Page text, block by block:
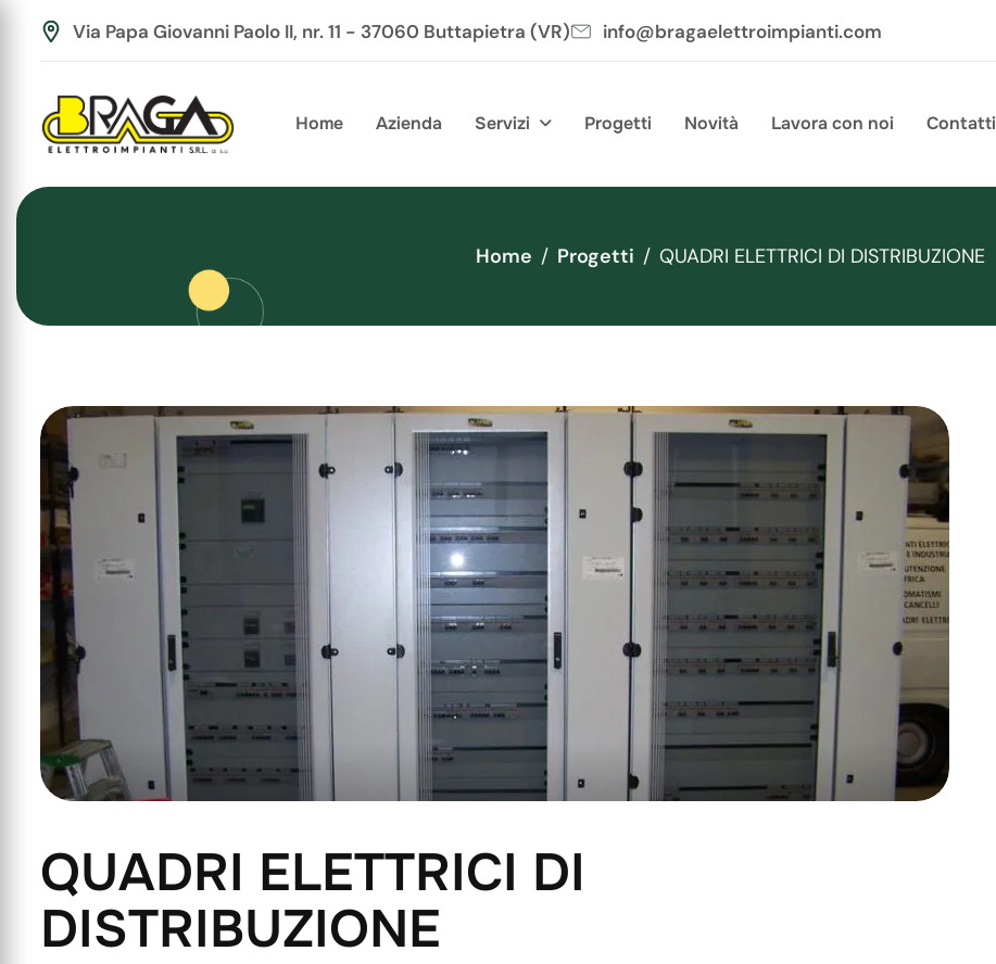
Via Papa Giovanni Paolo II, nr. 11 - 37060 Buttapietra (VR) info@bragaelettroimpianti.com
Home Azienda Servizi Progetti Novità Lavora con noi Contatti
Home Progetti QUADRI ELETTRICI DI DISTRIBUZIONE
QUADRI ELETTRICI DI
DISTRIBUZIONE